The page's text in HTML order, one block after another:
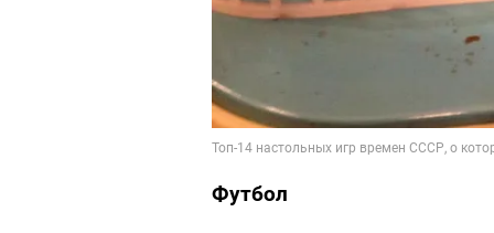
Футбол